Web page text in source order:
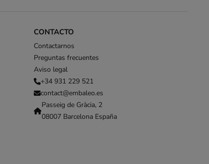
CONTACTO
Contactarnos
Preguntas frecuentes
Aviso legal
+34 931 229 521
contact@embaleo.es
Passeig de Gràcia, 2
08007 Barcelona España